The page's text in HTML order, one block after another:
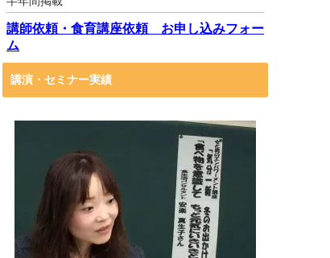
講師依頼・食育講座依頼 お申し込みフォー
ム
講演・セミナー実績